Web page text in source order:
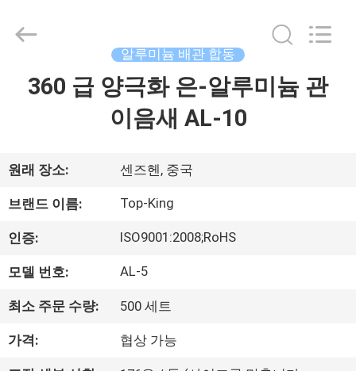
품
우
리
한
2026
알루미늄 배관 합동
360 급 양극화 은-알루미늄 관
이음새 AL-10
원래 장소: 센즈헨, 중국
브랜드 이름: Top-King
인증: ISO9001:2008;RoHS
모델 번호: AL-5
최소 주문 수량: 500 세트
가격: 협상 가능